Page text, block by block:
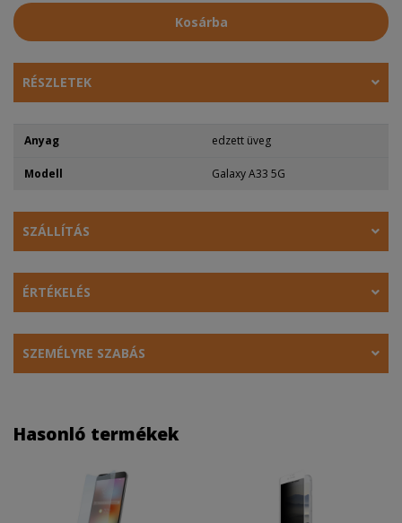
Kosárba
RÉSZLETEK
Anyag edzett üveg
Modell Galaxy A33 5G
SZÁLLÍTÁS
ÉRTÉKELÉS
SZEMÉLYRE SZABÁS
Hasonló termékek